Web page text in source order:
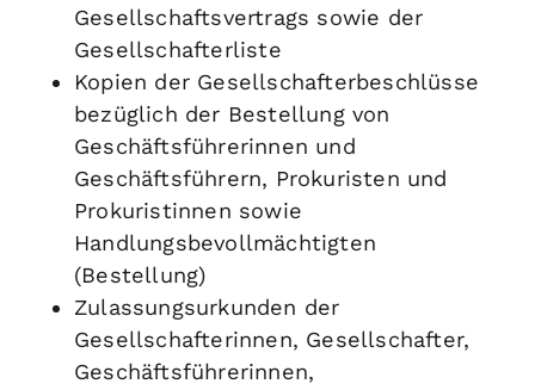
Gesellschaftsvertrags sowie der
Gesellschafterliste
Kopien der Gesellschafterbeschlüsse
bezüglich der Bestellung von
Geschäftsführerinnen und
Geschäftsführern, Prokuristen und
Prokuristinnen sowie
Handlungsbevollmächtigten
(Bestellung)
Zulassungsurkunden der
Gesellschafterinnen, Gesellschafter,
Geschäftsführerinnen,